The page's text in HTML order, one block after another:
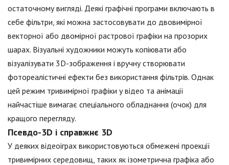
остаточному вигляді. Деякі графічні програми включають в
себе фільтри, які можна застосовувати до двовимірної
векторної або двомірної растрової графіки на прозорих
шарах. Візуальні художники можуть копіювати або
візуалізувати 3D-зображення і вручну створювати
фотореалістичні ефекти без використання фільтрів. Однак
цей режим тривимірної графіки у відео та анімації
найчастіше вимагає спеціального обладнання (очок) для
кращого перегляду.
Псевдо-3D і справжнє 3D
У деяких відеоіграх використовуються обмежені проекції
тривимірних середовищ, таких як ізометрична графіка або